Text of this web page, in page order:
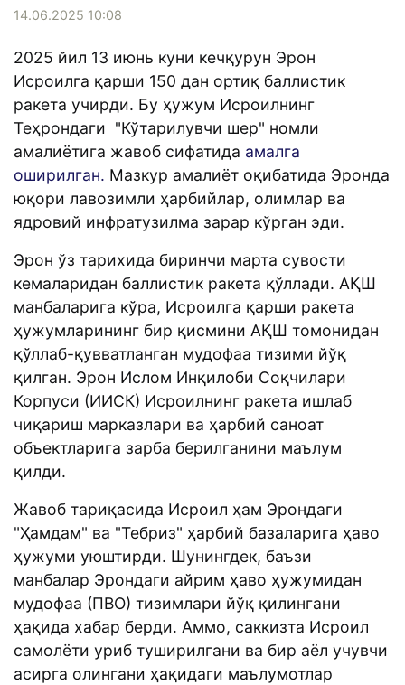
14.06.2025 10:08
2025 йил 13 июнь куни кечқурун Эрон
Исроилга қарши 150 дан ортиқ баллистик
ракета учирди. Бу ҳужум Исроилнинг
Теҳрондаги "Кўтарилувчи шер" номли
амалиётига жавоб сифатида амалга
оширилган. Мазкур амалиёт оқибатида Эронда
юқори лавозимли ҳарбийлар, олимлар ва
ядровий инфратузилма зарар кўрган эди.
Эрон ўз тарихида биринчи марта сувости
кемаларидан баллистик ракета қўллади. АҚШ
манбаларига кўра, Исроилга қарши ракета
ҳужумларининг бир қисмини АҚШ томонидан
қўллаб-қувватланган мудофаа тизими йўқ
қилган. Эрон Ислом Инқилоби Соқчилари
Корпуси (ИИСК) Исроилнинг ракета ишлаб
чиқариш марказлари ва ҳарбий саноат
объектларига зарба берилганини маълум
қилди.
Жавоб тариқасида Исроил ҳам Эрондаги
"Ҳамдам" ва "Тебриз" ҳарбий базаларига ҳаво
ҳужуми уюштирди. Шунингдек, баъзи
манбалар Эрондаги айрим ҳаво ҳужумидан
мудофаа (ПВО) тизимлари йўқ қилингани
ҳақида хабар берди. Аммо, саккизта Исроил
самолёти уриб туширилгани ва бир аёл учувчи
асирга олингани ҳақидаги маълумотлар